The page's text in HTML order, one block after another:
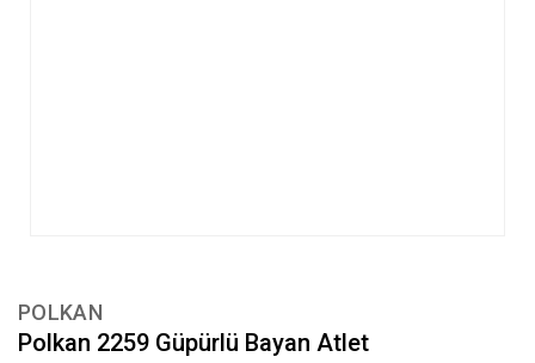
POLKAN
Polkan 2259 Güpürlü Bayan Atlet